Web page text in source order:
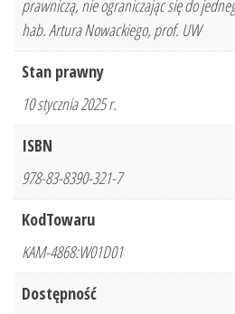
prawniczą, nie ograniczając się do
hab. Artura Nowackiego, prof. UW
Stan prawny
10 stycznia 2025 r.
ISBN
978-83-8390-321-7
KodTowaru
KAM-4868:W01D01
Dostępność